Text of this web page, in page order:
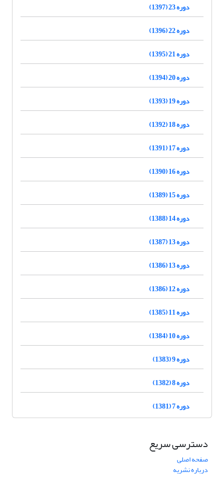
دوره 23 (1397)
دوره 22 (1396)
دوره 21 (1395)
دوره 20 (1394)
دوره 19 (1393)
دوره 18 (1392)
دوره 17 (1391)
دوره 16 (1390)
دوره 15 (1389)
دوره 14 (1388)
دوره 13 (1387)
دوره 13 (1386)
دوره 12 (1386)
دوره 11 (1385)
دوره 10 (1384)
دوره 9 (1383)
دوره 8 (1382)
دوره 7 (1381)
دسترسی سریع
صفحه اصلی
درباره نشریه